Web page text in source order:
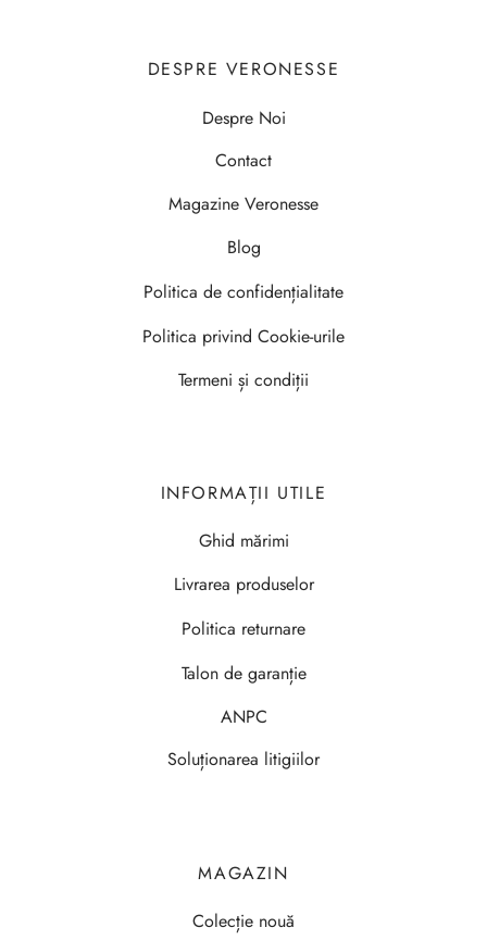
DESPRE VERONESSE
Despre Noi
Contact
Magazine Veronesse
Blog
Politica de confidențialitate
Politica privind Cookie-urile
Termeni și condiții
INFORMAȚII UTILE
Ghid mărimi
Livrarea produselor
Politica returnare
Talon de garanție
ANPC
Soluționarea litigiilor
MAGAZIN
Colecție nouă